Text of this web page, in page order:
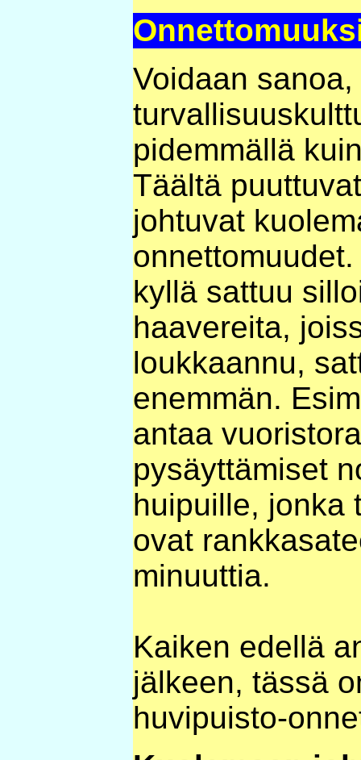
Voidaan
pidemmällä
Täältä
johtuvat
kyllä sattuu
haavereita,
loukkaannu,
enemmän.
antaa
pysäyttämiset
huipuille, jonka
ovat
minuuttia.
Kaiken edellä
jälkeen, tässä
huvipuisto-